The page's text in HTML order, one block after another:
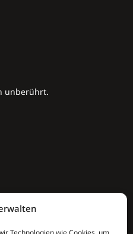
unberührt.